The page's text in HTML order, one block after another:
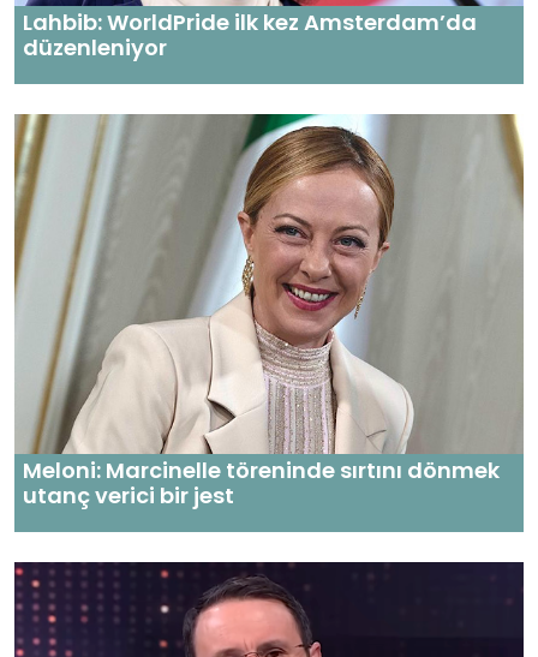
Lahbib: WorldPride ilk kez Amsterdam’da
düzenleniyor
Meloni: Marcinelle töreninde sırtını dönmek
utanç verici bir jest